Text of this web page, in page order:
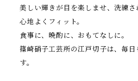
美しい輝きが目を楽しませ、洗練さ
心地よくフィット。
食事に、晩酌に、おもてなしに。
篠崎硝子工芸所の江戸切子は、毎日
す。